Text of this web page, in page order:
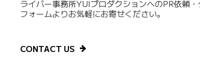
ライバー事務所YUIプロダクションへのPR依頼
フォームよりお気軽にお寄せください。
CONTACT US